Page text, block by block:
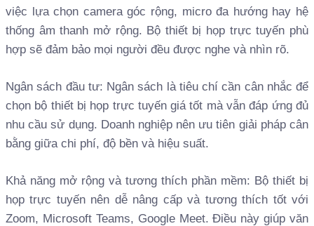
việc lựa chọn camera góc rộng, micro đa hướng hay hệ
thống âm thanh mở rộng. Bộ thiết bị họp trực tuyến phù
hợp sẽ đảm bảo mọi người đều được nghe và nhìn rõ.
Ngân sách đầu tư: Ngân sách là tiêu chí cần cân nhắc để
chọn bộ thiết bị họp trực tuyến giá tốt mà vẫn đáp ứng đủ
nhu cầu sử dụng. Doanh nghiệp nên ưu tiên giải pháp cân
bằng giữa chi phí, độ bền và hiệu suất.
Khả năng mở rộng và tương thích phần mềm: Bộ thiết bị
họp trực tuyến nên dễ nâng cấp và tương thích tốt với
Zoom, Microsoft Teams, Google Meet. Điều này giúp văn